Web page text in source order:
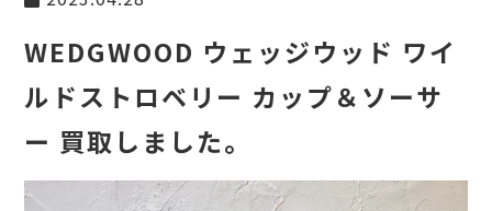
WEDGWOOD ウェッジウッド ワイ
ルドストロベリー カップ＆ソーサ
ー 買取しました。